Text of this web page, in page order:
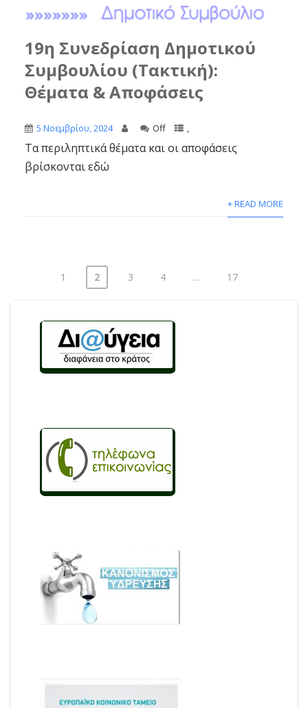
19η Συνεδρίαση Δημοτικού
Συμβουλίου (Τακτική):
Θέματα & Αποφάσεις
5 Νοεμβρίου, 2024 Off ,
Τα περιληπτικά θέματα και οι αποφάσεις
βρίσκονται εδώ
+ READ MORE
Σελιδοποίηση
άρθρων
1 2 3 4 … 17